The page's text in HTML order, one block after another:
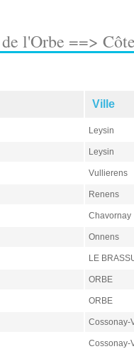
l'Orbe ==>
Ville
Leysin
Leysin
Vullierens
Renens
Chavornay
Onnens
LE
ORBE
ORBE
Cossonay-
Cossonay-